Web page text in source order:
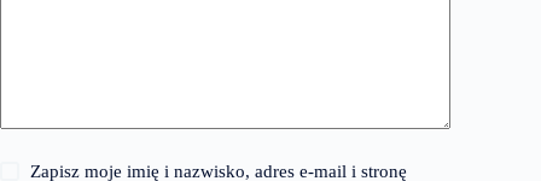
Zapisz moje imię i nazwisko, adres e-mail i stronę